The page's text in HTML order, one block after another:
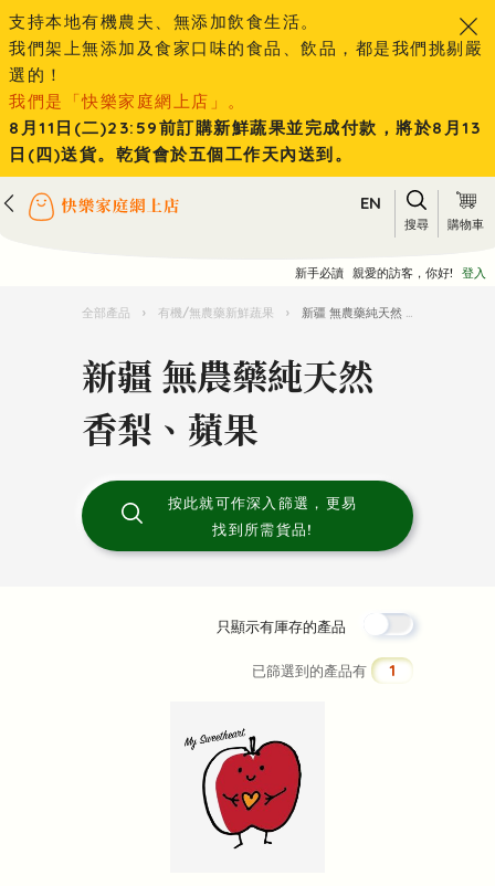
支持本地有機農夫、無添加飲食生活。
我們架上無添加及食家口味的食品、飲品，都是我們挑剔嚴
選的！
我們是「快樂家庭網上店」。
8月11日(二)23:59前訂購新鮮蔬果並完成付款，將於8月13
日(四)送貨。乾貨會於五個工作天內送到。
EN
搜尋 購物車
新手必讀 親愛的訪客，你好! 登入
全部產品 › 有機/無農藥新鮮蔬果 › 新疆 無農藥純天然 香梨、蘋果
新疆 無農藥純天然
香梨、蘋果
按此就可作深入篩選，更易
找到所需貨品!
只顯示有厙存的產品
已篩選到的產品有 1